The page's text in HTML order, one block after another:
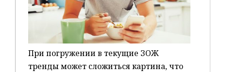
При погружении в текущие ЗОЖ
тренды может сложиться картина, что